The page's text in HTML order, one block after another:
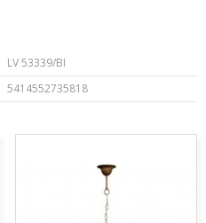
LV 53339/BI
5414552735818